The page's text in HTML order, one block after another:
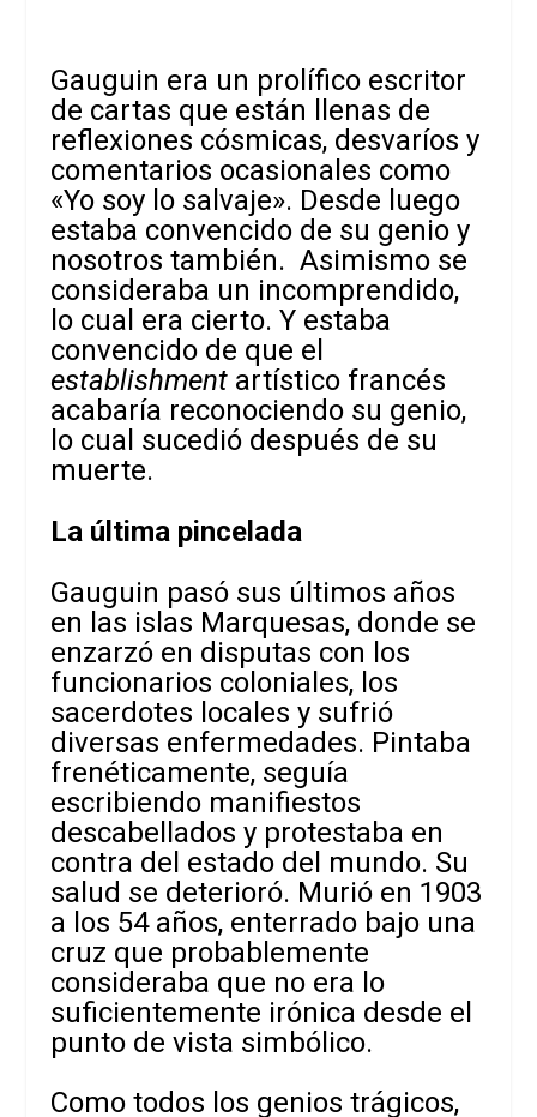
Gauguin era un prolífico escritor
de cartas que están llenas de
reflexiones cósmicas, desvaríos y
comentarios ocasionales como
«Yo soy lo salvaje». Desde luego
estaba convencido de su genio y
nosotros también. Asimismo se
consideraba un incomprendido,
lo cual era cierto. Y estaba
convencido de que el
establishment artístico francés
acabaría reconociendo su genio,
lo cual sucedió después de su
muerte.
La última pincelada
Gauguin pasó sus últimos años
en las islas Marquesas, donde se
enzarzó en disputas con los
funcionarios coloniales, los
sacerdotes locales y sufrió
diversas enfermedades. Pintaba
frenéticamente, seguía
escribiendo manifiestos
descabellados y protestaba en
contra del estado del mundo. Su
salud se deterioró. Murió en 1903
a los 54 años, enterrado bajo una
cruz que probablemente
consideraba que no era lo
suficientemente irónica desde el
punto de vista simbólico.
Como todos los genios trágicos,